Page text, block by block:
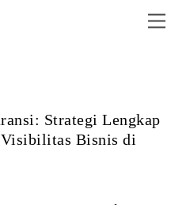
Menu
Strategi Lengkap
Bisnis di